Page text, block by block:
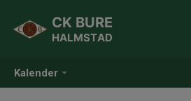
Kalender
CK BURE
HALMSTAD